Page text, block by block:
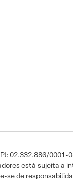
02.332.886/
está sujeita a
se de